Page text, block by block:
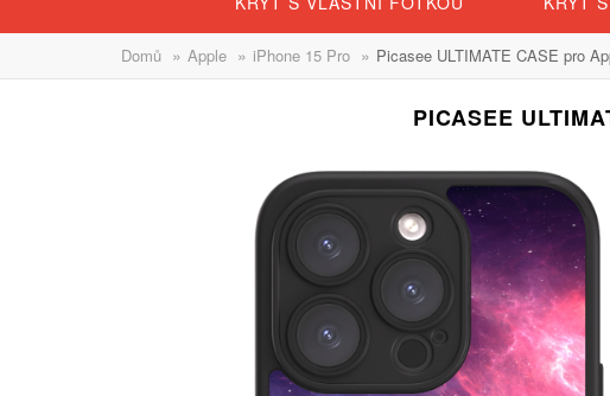
Domů » Apple » iPhone 15 Pro » Picasee ULTIMATE CASE pro
PICASEE